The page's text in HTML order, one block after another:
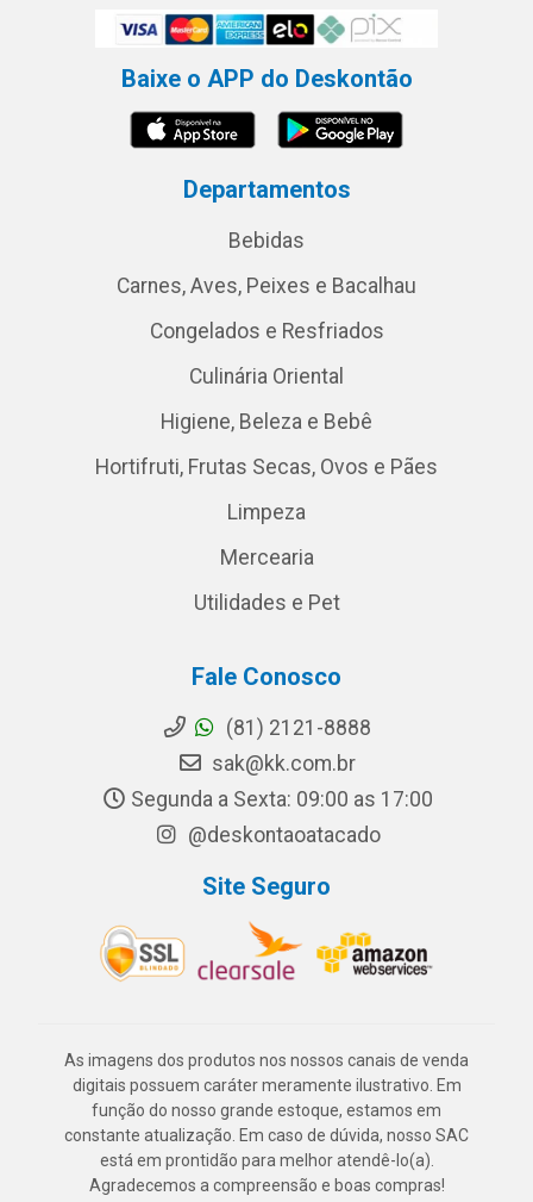
Baixe o APP do Deskontão
Departamentos
Bebidas
Carnes, Aves, Peixes e Bacalhau
Congelados e Resfriados
Culinária Oriental
Higiene, Beleza e Bebê
Hortifruti, Frutas Secas, Ovos e Pães
Limpeza
Mercearia
Utilidades e Pet
Fale Conosco
(81) 2121-8888
sak@kk.com.br
Segunda a Sexta: 09:00 as 17:00
@deskontaoatacado
Site Seguro
As imagens dos produtos nos nossos canais de venda
digitais possuem caráter meramente ilustrativo. Em
função do nosso grande estoque, estamos em
constante atualização. Em caso de dúvida, nosso SAC
está em prontidão para melhor atendê-lo(a).
Agradecemos a compreensão e boas compras!